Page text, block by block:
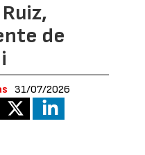
de
31/07/2026